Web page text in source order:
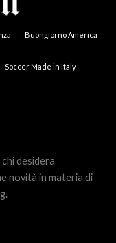
Buongiorno America
Soccer Made in Italy
desidera
novità in materia di